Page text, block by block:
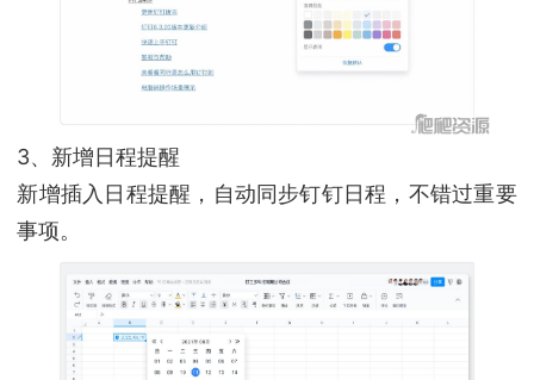
3、新增日程提醒
新增插入日程提醒，自动同步钉钉日程，不错过重要
事项。